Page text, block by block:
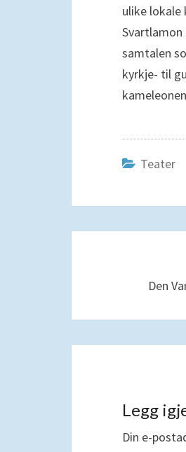
ulike
samtalen
kyrkje- til
Teater
Den
Legg
Din e-